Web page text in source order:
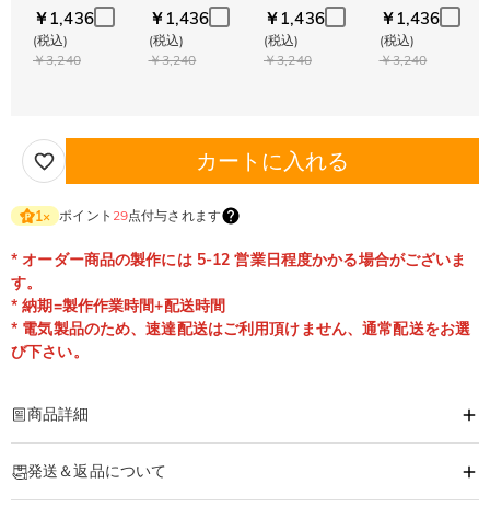
￥1,436
(税込)
￥3,240
￥1,436
(税込)
￥3,240
￥1,436
(税込)
￥3,240
￥1,436
(税込)
￥3,240
カートに入れる
1× ポイント 29点付与されます
* オーダー商品の製作には 5-12 営業日程度かかる場合がございま
す。
* 納期=製作作業時間+配送時間
* 電気製品のため、速達配送はご利用頂けません、通常配送をお選
び下さい。
商品詳細
可愛い！！！と喜んで頂けるギフトです。
美しいお花と変わらない気持ちを刻印し見るたびに思い出すレターランプ。
発送＆返品について